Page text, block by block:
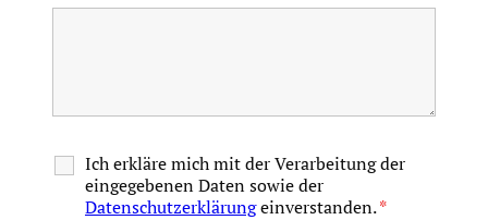
Ich erkläre mich mit der Verarbeitung der
eingegebenen Daten sowie der
Datenschutzerklärungeinverstanden.*